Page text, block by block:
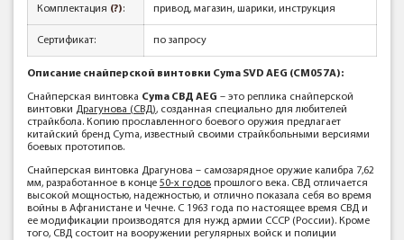
Комплектация (?): привод, магазин, шарики, инструкция
Сертификат: по запросу
Описание снайперской винтовки Cyma SVD AEG (CM057A):
Снайперская винтовка Cyma СВД AEG – это реплика снайперской
винтовки Драгунова (СВД), созданная специально для любителей
страйкбола. Копию прославленного боевого оружия предлагает
китайский бренд Cyma, известный своими страйкбольными версиями
боевых прототипов.
Снайперская винтовка Драгунова – самозарядное оружие калибра 7,62
мм, разработанное в конце 50-х годов прошлого века. СВД отличается
высокой мощностью, надежностью, и отлично показала себя во время
войны в Афганистане и Чечне. С 1963 года по настоящее время СВД и
ее модификации производятся для нужд армии СССР (России). Кроме
того, СВД состоит на вооружении регулярных войск и полиции